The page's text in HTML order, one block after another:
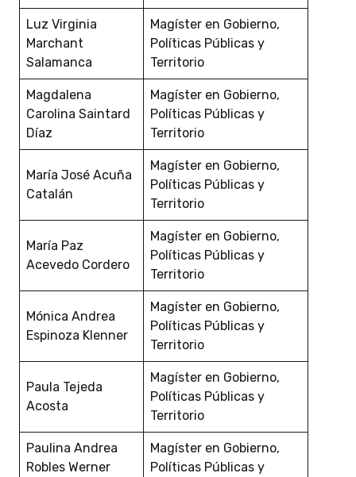
Luz Virginia
Marchant
Salamanca
Magíster en Gobierno,
Políticas Públicas y
Territorio
Magdalena
Carolina Saintard
Díaz
Magíster en Gobierno,
Políticas Públicas y
Territorio
María José Acuña
Catalán
Magíster en Gobierno,
Políticas Públicas y
Territorio
María Paz
Acevedo Cordero
Magíster en Gobierno,
Políticas Públicas y
Territorio
Mónica Andrea
Espinoza Klenner
Magíster en Gobierno,
Políticas Públicas y
Territorio
Paula Tejeda
Acosta
Magíster en Gobierno,
Políticas Públicas y
Territorio
Paulina Andrea
Robles Werner
Magíster en Gobierno,
Políticas Públicas y